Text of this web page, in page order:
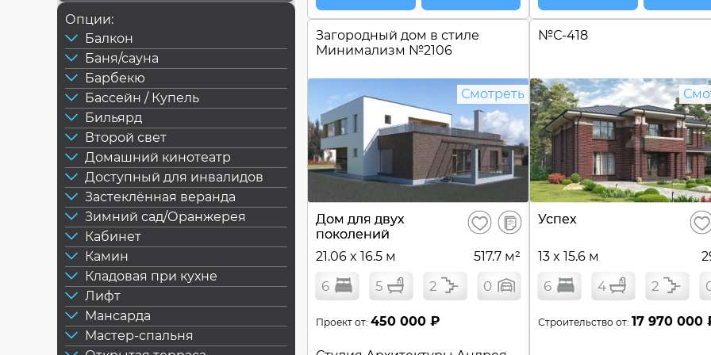
Опции:
Балкон
Баня/сауна
Барбекю
Бассейн / Купель
Бильярд
Второй свет
Домашний кинотеатр
Доступный для инвалидов
Застеклённая веранда
Зимний сад/Оранжерея
Кабинет
Камин
Кладовая при кухне
Лифт
Мансарда
Мастер-спальня
Загородный дом в стиле
Минимализм №2106
Смотреть
Дом для двух
поколений
Сохранить
В
сравнение
21.06 x 16.5 м 517.7 м²
6 5 2 0
Проект от: 450 000 ₽
№С-418
Успех
13 x 15.6 м
6 4 2
Строительство от:17 970 000